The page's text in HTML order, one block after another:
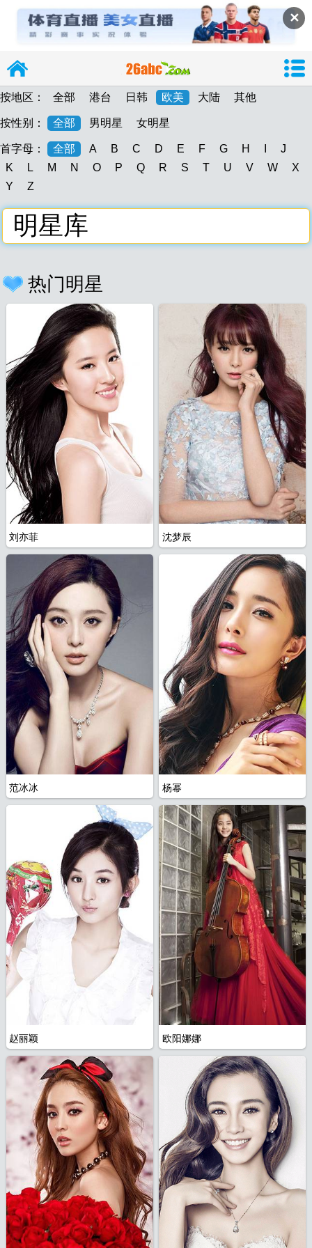
✕
航
26abc
片
按地区： 全部 港台 日韩 欧美 大陆 其他
按性别： 全部 男明星 女明星
首字母： 全部 A B C D E F G H
J
K
L M N O P Q R S T U V W
X
Y
Z
明星库
热门明星
刘亦菲
范冰冰
赵丽颖
沈梦辰
杨幂
欧阳娜娜